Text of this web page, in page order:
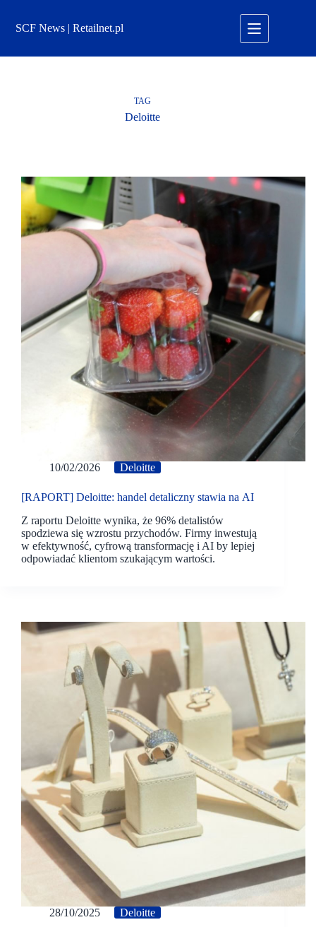
treściSCF News | Retailnet.pl
TAG
Deloitte
10/02/2026 Deloitte
[RAPORT] Deloitte: handel detaliczny stawia na AI
Z raportu Deloitte wynika, że 96% detalistów
spodziewa się wzrostu przychodów. Firmy inwestują
w efektywność, cyfrową transformację i AI by lepiej
odpowiadać klientom szukającym wartości.
28/10/2025 Deloitte